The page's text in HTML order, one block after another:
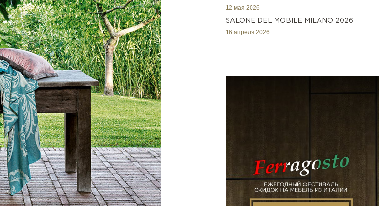
12 мая 2026
SALONE DEL MOBILE MILANO 2026
16 апреля 2026